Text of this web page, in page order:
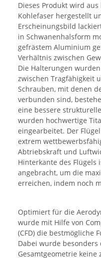
Dieses Produkt wird
Kohlefaser hergestellt
Erscheinungsbild
in Schwanenhalsform
gefrästem Aluminium
Verhältnis zwischen
Die Halterungen
zwischen Tragfähigkeit
Schrauben, mit denen
verbunden sind,
eine bessere
wurden hochwertige
eingearbeitet. Der
extrem
Abtriebskraft und
Hinterkante des Flügels
angebracht, um die
erreichen, indem noch
Optimiert für die
wurde mit Hilfe von
(CFD) die bestmögliche
Dabei wurde
Gesamtgeometrie